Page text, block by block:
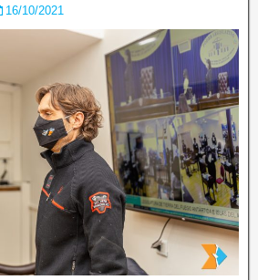
16/10/2021